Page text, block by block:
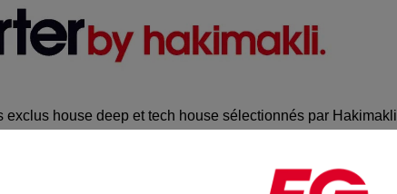
exclus house deep et tech house sélectionnés par Hakimakli